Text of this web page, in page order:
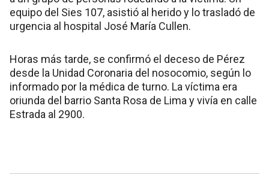
equipo del Sies 107, asistió al herido y lo trasladó de
urgencia al hospital José María Cullen.
Horas más tarde, se confirmó el deceso de Pérez
desde la Unidad Coronaria del nosocomio, según lo
informado por la médica de turno. La víctima era
oriunda del barrio Santa Rosa de Lima y vivía en calle
Estrada al 2900.